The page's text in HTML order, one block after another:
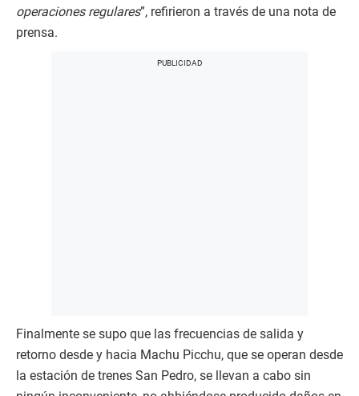
operaciones regulares”, refirieron a través de una nota de
prensa.
Finalmente se supo que las frecuencias de salida y
retorno desde y hacia Machu Picchu, que se operan desde
la estación de trenes San Pedro, se llevan a cabo sin